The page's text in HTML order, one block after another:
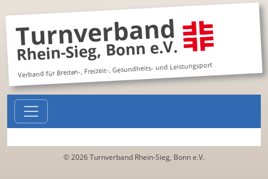
Turnverband
Rhein-Sieg, Bonn e.V.
Verband für Breiten-, Freizeit-, Gesundheits- und Leistungsport
© 2026 Turnverband Rhein-Sieg, Bonn e.V.